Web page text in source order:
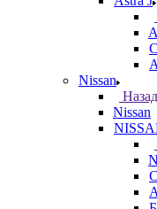
Nissan
Назад
Nissan